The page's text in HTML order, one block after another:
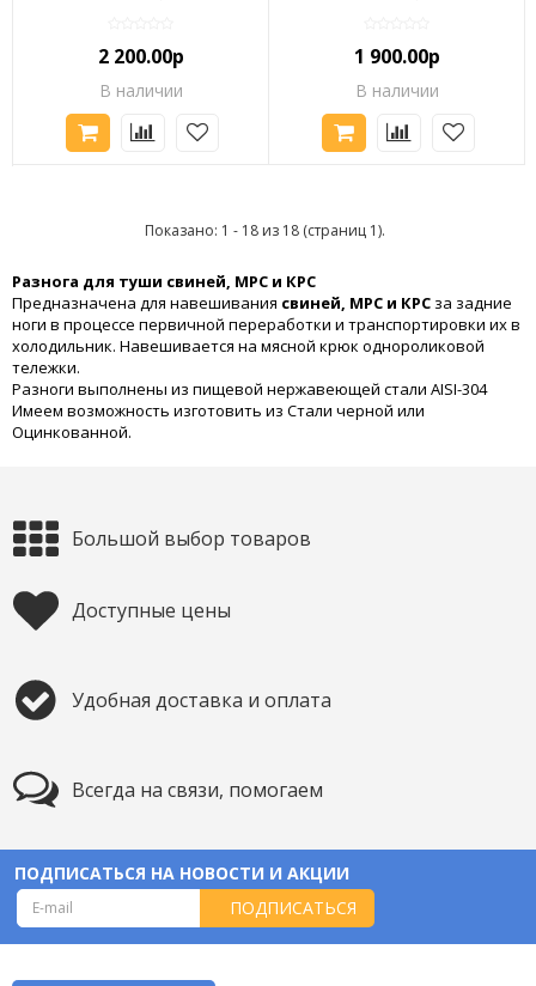
2 200.00р
В наличии
1 900.00р
В наличии
Показано: 1 - 18 из 18 (страниц 1).
Разнога для туши свиней, МРС и КРС
Предназначена для навешивания свиней, МРС и КРС за задние
ноги в процессе первичной переработки и транспортировки их в
холодильник. Навешивается на мясной крюк однороликовой
тележки.
Разноги выполнены из пищевой нержавеющей стали AISI-304
Имеем возможность изготовить из Стали черной или
Оцинкованной.
Большой выбор товаров
Доступные цены
Удобная доставка и оплата
Всегда на связи, помогаем
ПОДПИСАТЬСЯ НА НОВОСТИ И АКЦИИ
ПОДПИСАТЬСЯ